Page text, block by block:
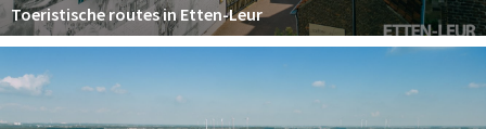
Toeristische routes in Etten-Leur